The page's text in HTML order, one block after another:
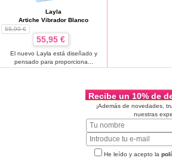
Layla
Artiche Vibrador Blanco
55,99 €
55,95 €
El nuevo Layla está diseñado y
pensado para proporciona...
Recibe un 10% de
¡Además de novedades,
nuestras
He leído y acepto la